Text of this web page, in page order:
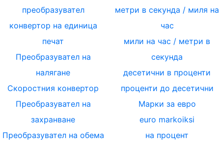
преобразувател
конвертор на единица
печат
Преобразувател на
налягане
Скоростния конвертор
Преобразувател на
захранване
Преобразувател на обема
метри в секунда / миля на
час
мили на час / метри в
секунда
десетични в проценти
проценти до десетични
Марки за евро
euro markoiksi
на процент